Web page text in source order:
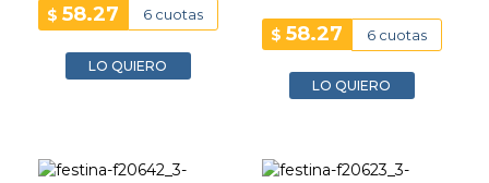
$58.27 6 cuotas
LO QUIERO
$58.27 6 cuotas
LO QUIERO